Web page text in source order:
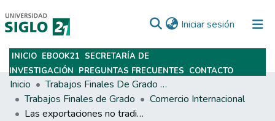
Iniciar sesión (current)
Subir
INICIO EBOOK21 SECRETARÍA DE
INVESTIGACIÓN PREGUNTAS FRECUENTES CONTACTO
Inicio
Trabajos Finales De Grado Y Posgrado
Trabajos Finales de Grado
Comercio Internacional
Las exportaciones no tradicionales argentinas y su relación con las economías regionales